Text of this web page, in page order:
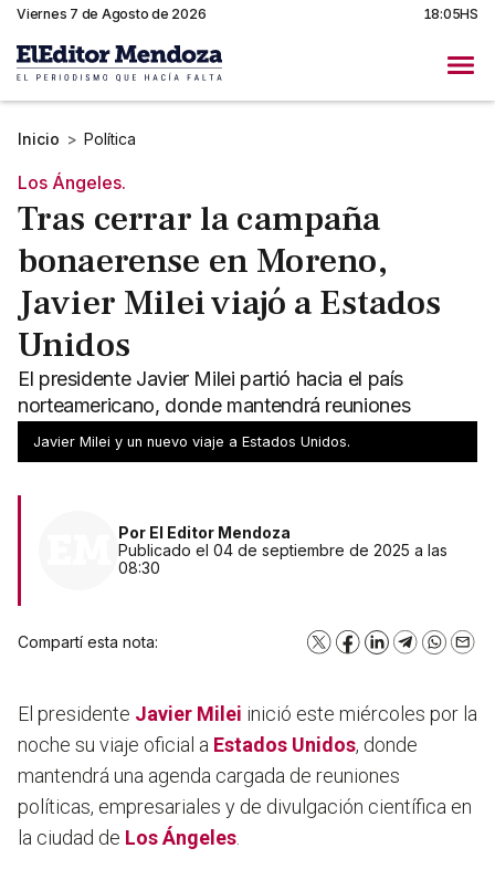
Viernes 7 de Agosto de 2026 18:05HS
Inicio > Política
Los Ángeles.
Tras cerrar la campaña
bonaerense en Moreno,
Javier Milei viajó a Estados
Unidos
El presidente Javier Milei partió hacia el país
norteamericano, donde mantendrá reuniones
políticas y empresariales.
Javier Milei y un nuevo viaje a Estados Unidos.
Por El Editor Mendoza
Publicado el 04 de septiembre de 2025 a las
08:30
Compartí esta nota: X Facebook
LinkedInTelegram
El presidente Javier Milei inició este miércoles por la
noche su viaje oficial a Estados Unidos, donde
mantendrá una agenda cargada de reuniones
políticas, empresariales y de divulgación científica en
la ciudad de Los Ángeles